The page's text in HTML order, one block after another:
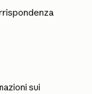
sui